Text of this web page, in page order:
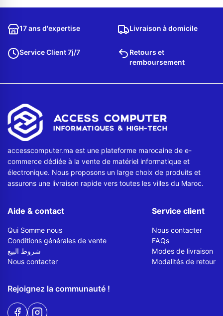
Envoyer un message
17 ans d'expertise Livraison à domicile
Service Client 7j/7
Retours et
remboursement
accesscomputer.ma est une plateforme marocaine de e-
commerce dédiée à la vente de matériel informatique et
électronique. Nous proposons un large choix de produits et
assurons une livraison rapide vers toutes les villes du Maroc.
Aide & contact
Qui Somme nous
Conditions générales de vente
شروط البيع
Nous contacter
Service client
Nous contacter
FAQs
Modes de livraison
Modalités de retour
Rejoignez la communauté !